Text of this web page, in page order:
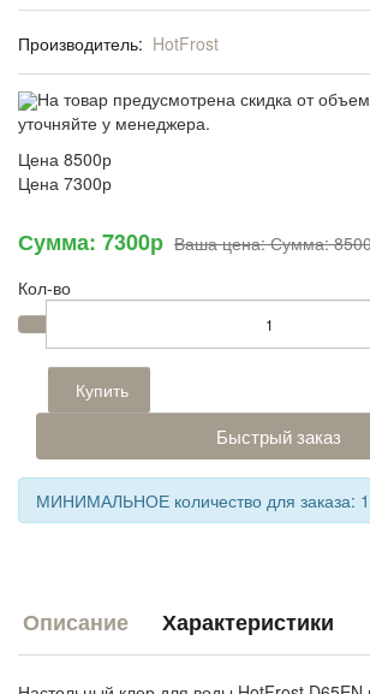
Производитель: HotFrost
На товар предусмотрена скидка от
уточняйте у менеджера.
Цена 8500р
Цена 7300р
Сумма: 7300р Ваша цена:Сумма:
Кол-во
Купить
Быстрый заказ
МИНИМАЛЬНОЕ количество для заказа: 1
Описание Характеристики